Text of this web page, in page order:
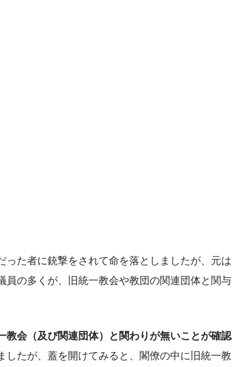
た者に銃撃をされて命を落としましたが、元は
員の多くが、旧統一教会や教団の関連団体と関与
教会（及び関連団体）と関わりが無いことが確認
したが、蓋を開けてみると、閣僚の中に旧統一教